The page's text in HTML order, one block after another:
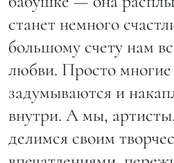
станет немного
большому счету нам
любви. Просто
задумываются и
внутри. А мы,
делимся своим